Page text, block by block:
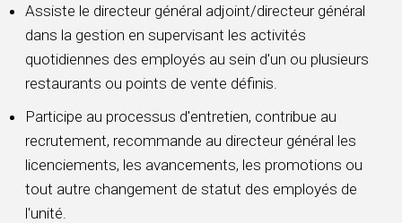
Assiste le directeur général adjoint/directeur général
dans la gestion en supervisant les activités
quotidiennes des employés au sein d'un ou plusieurs
restaurants ou points de vente définis.
Participe au processus d'entretien, contribue au
recrutement, recommande au directeur général les
licenciements, les avancements, les promotions ou
tout autre changement de statut des employés de
l'unité.